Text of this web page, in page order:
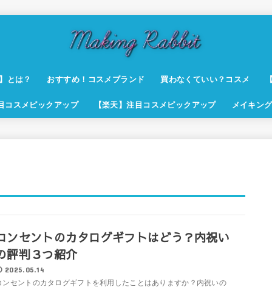
とは？ おすすめ！コスメブランド 買わなくていい？コスメ
コスメピックアップ 【楽天】注目コスメピックアップ メイキン
ンセントのカタログギフトはどう？内祝い
評判３つ紹介
2025.05.14
ンセントのカタログギフトを利用したことはありますか？内祝いの